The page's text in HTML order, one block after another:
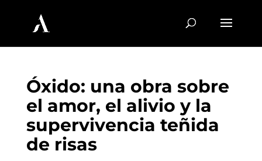
Óxido: una obra sobre
el amor, el alivio y la
supervivencia teñida
de risas